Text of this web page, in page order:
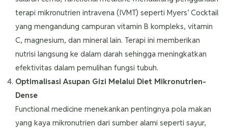
terapi mikronutrien intravena (IVMT) seperti Myers’ Cocktail
yang mengandung campuran vitamin B kompleks, vitamin
C, magnesium, dan mineral lain. Terapi ini memberikan
nutrisi langsung ke dalam darah sehingga meningkatkan
efektivitas dalam pemulihan fungsi tubuh.
Optimalisasi Asupan Gizi Melalui Diet Mikronutrien-
Dense
Functional medicine menekankan pentingnya pola makan
yang kaya mikronutrien dari sumber alami seperti sayur,